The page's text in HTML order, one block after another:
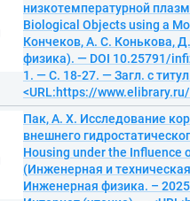
низкотемпературной
Biological Objects using a
Кончеков, А. С. Конькова,
физика). — DOI 10.25791/
1. — С. 18-27. — Загл. с
<URL:https://
Пак, А. Х. Исследование
внешнего
Housing under the
(Инженерная и
Инженерная физика. –